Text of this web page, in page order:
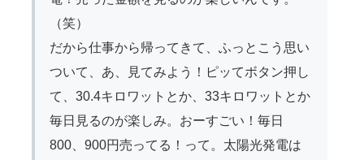
（笑）
だから仕事から帰ってきて、ふっとこう思い
ついて、あ、見てみよう！ピッてボタン押し
て、30.4キロワットとか、33キロワットとか
毎日見るのが楽しみ。おーすごい！毎日
800、900円売ってる！って。太陽光発電は